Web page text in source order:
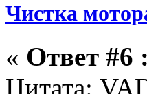
Чистка
« Ответ #6 :
Цитата: